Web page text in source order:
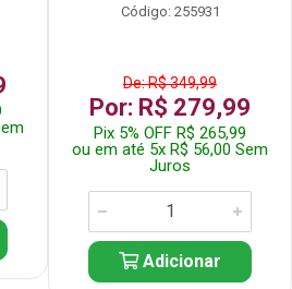
Código: 255931
De: R$ 349,99
Por: R$ 279,99
Pix 5% OFF R$ 265,99
ou em até 5x R$ 56,00 Sem
Juros
Adicionar